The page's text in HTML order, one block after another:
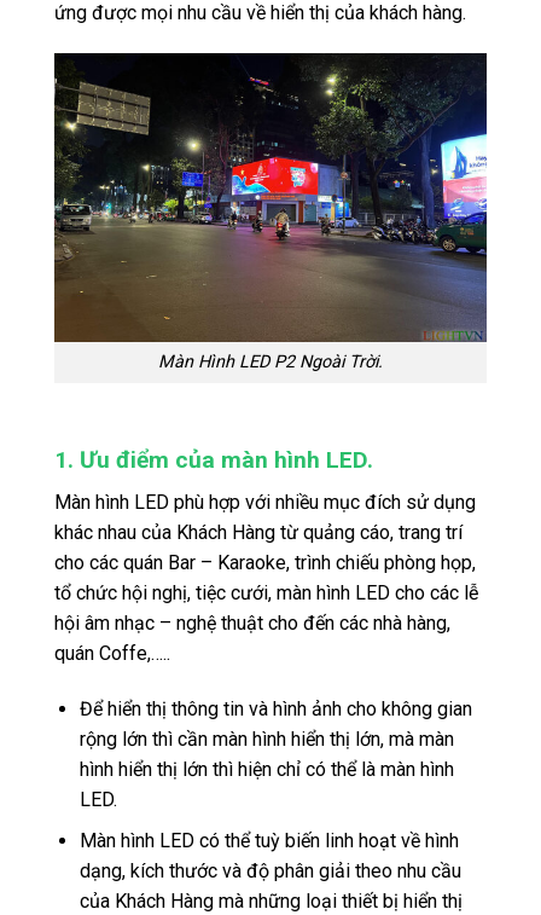
ứng được mọi nhu cầu về hiển thị của khách hàng.
Màn Hình LED P2 Ngoài Trời.
1. Ưu điểm của màn hình LED.
Màn hình LED phù hợp với nhiều mục đích sử dụng
khác nhau của Khách Hàng từ quảng cáo, trang trí
cho các quán Bar – Karaoke, trình chiếu phòng họp,
tổ chức hội nghị, tiệc cưới, màn hình LED cho các lễ
hội âm nhạc – nghệ thuật cho đến các nhà hàng,
quán Coffe,…..
Để hiển thị thông tin và hình ảnh cho không gian
rộng lớn thì cần màn hình hiển thị lớn, mà màn
hình hiển thị lớn thì hiện chỉ có thể là màn hình
LED.
Màn hình LED có thể tuỳ biến linh hoạt về hình
dạng, kích thước và độ phân giải theo nhu cầu
của Khách Hàng mà những loại thiết bị hiển thị